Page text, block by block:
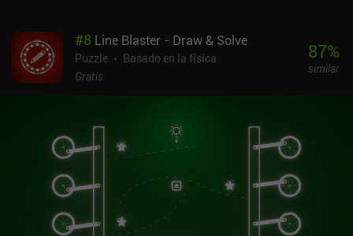
#8 Line Blaster - Draw & Solve
Puzzle
Basado en la física
Gratis
87%
similar